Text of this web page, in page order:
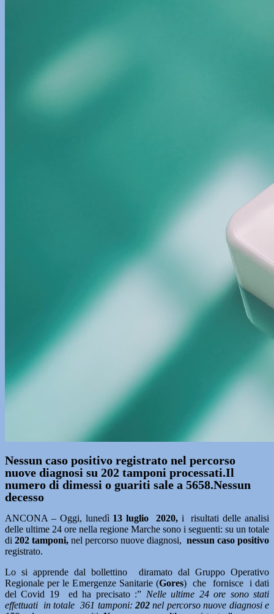
Nessun caso positivo registrato nel percorso
nuove diagnosi su 202 tamponi processati.Il
numero di dimessi o guariti sale a 5658.Nessun
decesso
ANCONA – Oggi, lunedì 13 luglio 2020, i risultati delle analisi
delle ultime 24 ore nella regione Marche sono i seguenti: su un totale
di 202 tamponi, nel percorso nuove diagnosi, nessun caso positivo
registrato.
Lo si apprende dal bollettino diramato dal Gruppo Operativo
Regionale per le Emergenze Sanitarie (Gores) che fornisce i dati
del Covid 19 ed ha precisato :” Nelle ultime 24 ore sono stati
effettuati in totale 361 tamponi: 202nel percorso nuove diagnosi e